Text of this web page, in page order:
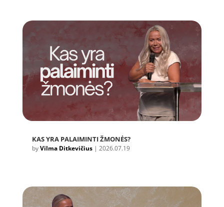
KAS YRA PALAIMINTI ŽMONĖS?
byVilma Ditkevičius| 2026.07.19